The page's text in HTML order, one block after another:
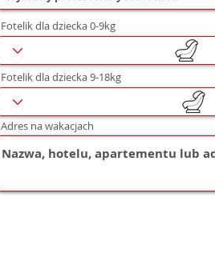
Fotelik dla dziecka 0-9kg
Fotelik dla dziecka 9-18kg
Adres na wakacjach